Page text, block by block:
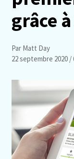
grâce
Par Matt Day
22 septembre 2020 /